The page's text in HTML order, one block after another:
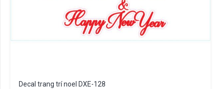
Decal trang trí noel DXE-128